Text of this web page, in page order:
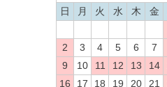
日
月 火 水 木 金
2
3 4 5 6 7
9
10 11 12 13 14
16
17 18 19 20 21